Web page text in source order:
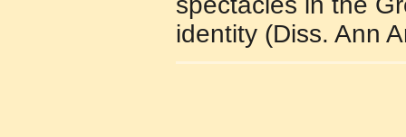
identity (Diss. Ann